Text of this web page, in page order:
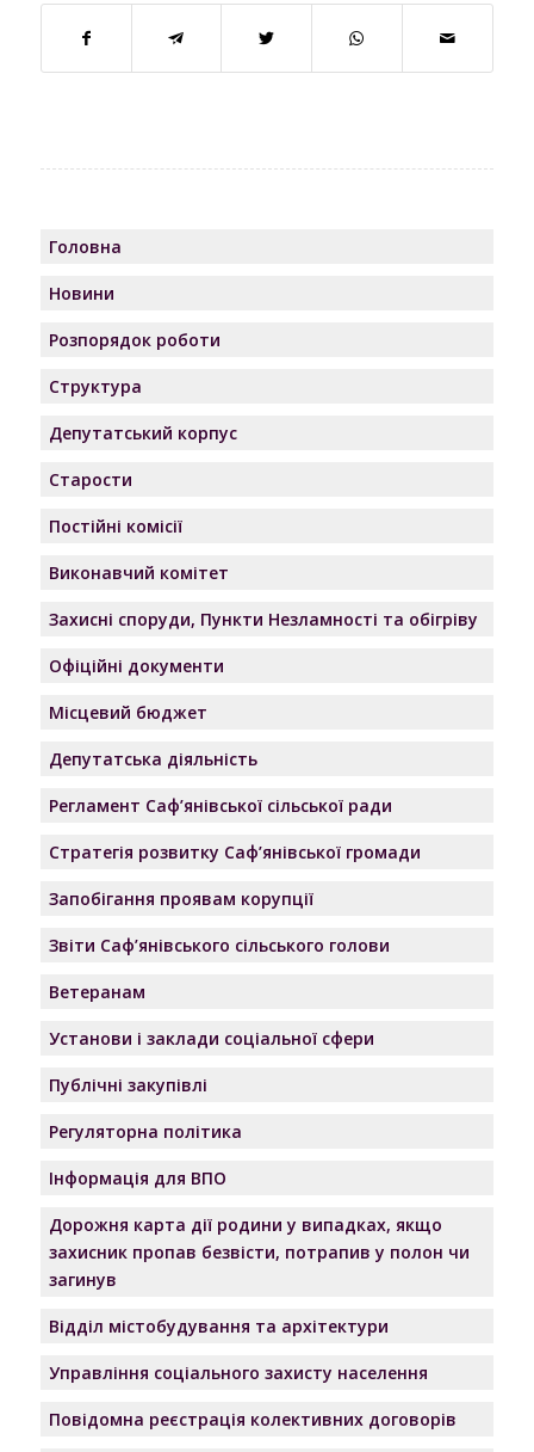
Головна
Новини
Розпорядок роботи
Структура
Депутатський корпус
Старости
Постійні комісії
Виконавчий комітет
Захисні споруди, Пункти Незламності та обігріву
Офіційні документи
Місцевий бюджет
Депутатська діяльність
Регламент Саф’янівської сільської ради
Стратегія розвитку Саф’янівської громади
Запобігання проявам корупції
Звіти Саф’янівського сільського голови
Ветеранам
Установи і заклади соціальної сфери
Публічні закупівлі
Регуляторна політика
Інформація для ВПО
Дорожня карта дії родини у випадках, якщо
захисник пропав безвісти, потрапив у полон чи
загинув
Відділ містобудування та архітектури
Управління соціального захисту населення
Повідомна реєстрація колективних договорів